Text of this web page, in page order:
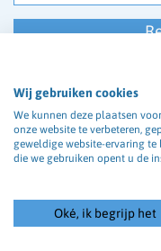
Praat met een
direct inzicht in
Wij gebruiken cookies
We kunnen deze plaatsen
onze website te verbeteren,
geweldige website-ervaring te
die we gebruiken opent u de
Oké, ik begrijp het